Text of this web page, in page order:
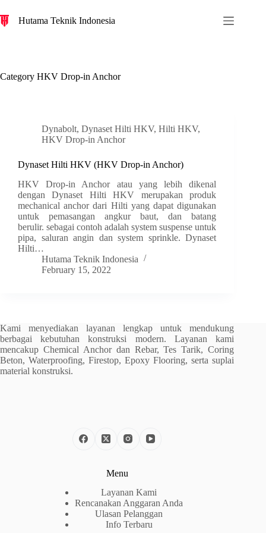
c
Hutama Teknik Indonesia
Category HKV Drop-in Anchor
Dynabolt, Dynaset Hilti HKV, Hilti HKV,
HKV Drop-in Anchor
Dynaset Hilti HKV (HKV Drop-in Anchor)
HKV Drop-in Anchor atau yang lebih dikenal
dengan Dynaset Hilti HKV merupakan produk
mechanical anchor dari Hilti yang dapat digunakan
untuk pemasangan angkur baut, dan batang
berulir. sebagai contoh adalah system suspense untuk
pipa, saluran angin dan system sprinkle. Dynaset
Hilti…
Hutama Teknik Indonesia
February 15, 2022
Kami menyediakan layanan lengkap untuk mendukung
berbagai kebutuhan konstruksi modern. Layanan kami
mencakup Chemical Anchor dan Rebar, Tes Tarik, Coring
Beton, Waterproofing, Firestop, Epoxy Flooring, serta suplai
material konstruksi.
Menu
Layanan Kami
Rencanakan Anggaran Anda
Ulasan Pelanggan
Info Terbaru